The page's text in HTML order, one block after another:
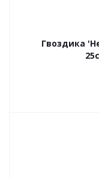
Гвоздика